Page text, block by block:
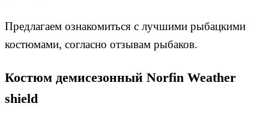
Предлагаем ознакомиться с лучшими рыбацкими
костюмами, согласно отзывам рыбаков.
Костюм демисезонный Norfin Weather
shield